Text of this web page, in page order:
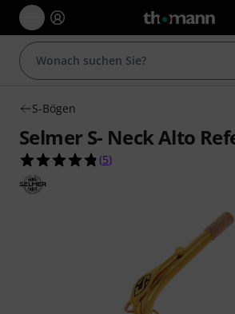
S-Bögen
Selmer S- Neck Alto
4.8 von 5 Sternen aus 5
(5)